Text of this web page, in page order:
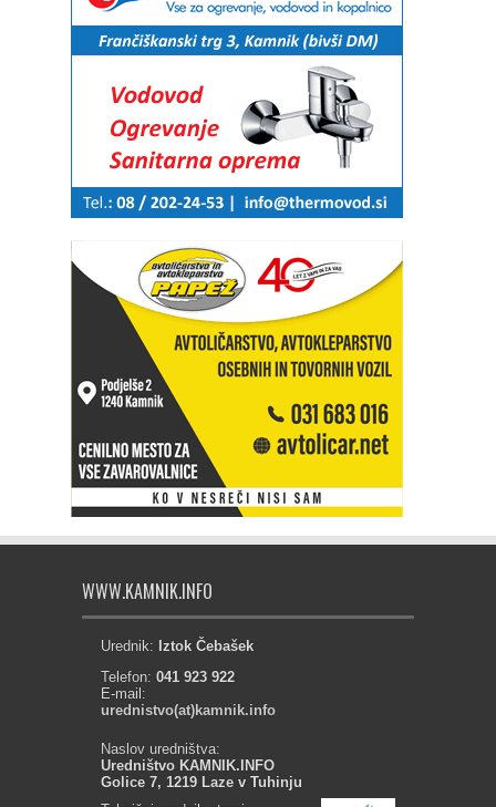
WWW.KAMNIK.INFO
Urednik: Iztok Čebašek
Telefon: 041 923 922
E-mail:
urednistvo(at)kamnik.info
Naslov uredništva:
Uredništvo KAMNIK.INFO
Golice 7, 1219 Laze v Tuhinju